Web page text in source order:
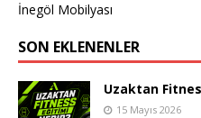
İnegöl Mobilyası
SON EKLENENLER
Uzaktan
15 Mayıs 2026